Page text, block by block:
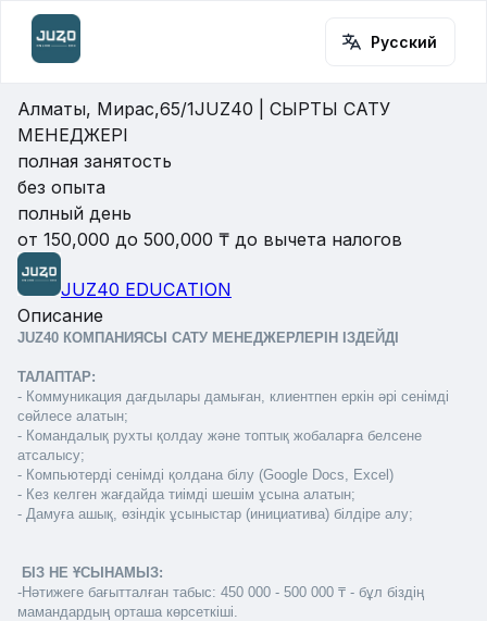
Русский
Алматы, Мирас,65/1JUZ40 | СЫРТҚЫ САТУ
МЕНЕДЖЕРІ
полная занятость
без опыта
полный день
от 150,000 до 500,000 ₸ до вычета налогов
JUZ40 EDUCATION
Описание
JUZ40 КОМПАНИЯСЫ САТУ МЕНЕДЖЕРЛЕРІН ІЗДЕЙДІ
ТАЛАПТАР:
- Коммуникация дағдылары дамыған, клиентпен еркін әрі сенімді
сөйлесе алатын;
- Командалық рухты қолдау және топтық жобаларға белсене
атсалысу;
- Компьютерді сенімді қолдана білу (Google Docs, Excel)
- Кез келген жағдайда тиімді шешім ұсына алатын;
- Дамуға ашық, өзіндік ұсыныстар (инициатива) білдіре алу;
БІЗ НЕ ҰСЫНАМЫЗ:
-Нәтижеге бағытталған табыс: 450 000 - 500 000 ₸ - бұл біздің
мамандардың орташа көрсеткіші.